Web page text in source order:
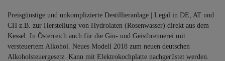
Preisgünstige und unkomplizierte Destillieranlage | Legal in DE, AT und
CH z.B. zur Herstellung von Hydrolaten (Rosenwasser) direkt aus dem
Kessel. In Österreich auch für die Gin- und Geistbrennerei mit
versteuertem Alkohol. Neues Modell 2018 zum neuen deutschen
Alkoholsteuergesetz. Kann mit Elektrokochplatte nachgerüstet werden.